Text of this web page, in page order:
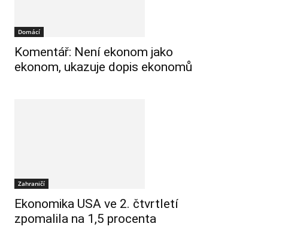
Domácí
Komentář: Není ekonom jako
ekonom, ukazuje dopis ekonomů
Zahraničí
Ekonomika USA ve 2. čtvrtletí
zpomalila na 1,5 procenta